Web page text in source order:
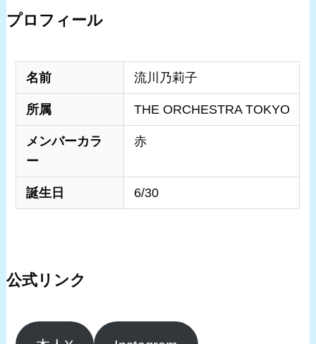
プロフィール
名前 流川乃莉子
所属 THE ORCHESTRA TOKYO
メンバーカラ
ー
赤
誕生日 6/30
公式リンク